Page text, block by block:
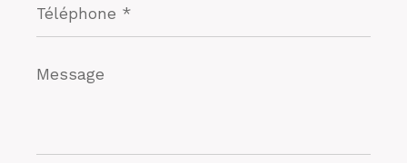
*
Message
*